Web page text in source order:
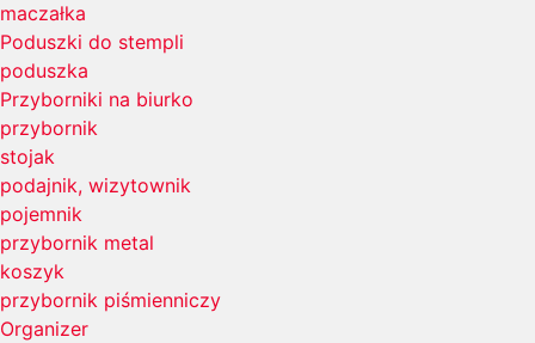
maczałka
Poduszki do stempli
poduszka
Przyborniki na biurko
przybornik
stojak
podajnik, wizytownik
pojemnik
przybornik metal
koszyk
przybornik piśmienniczy
Organizer